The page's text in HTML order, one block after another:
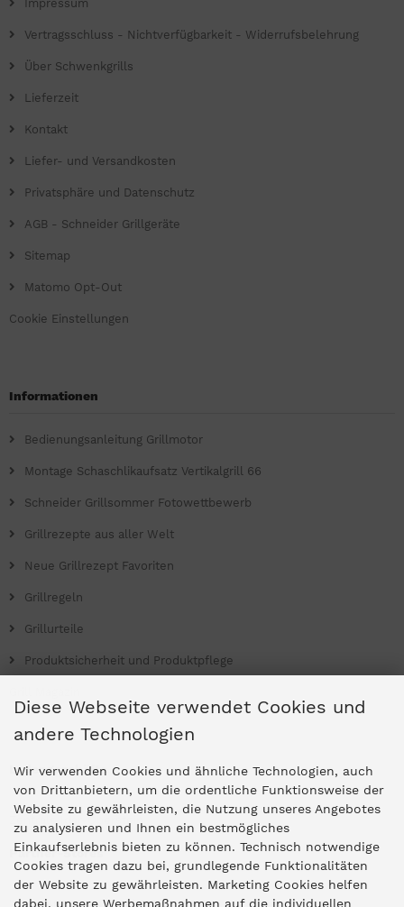
Impressum
Vertragsschluss - Nichtverfügbarkeit - Widerrufsbelehrung
Über Schwenkgrills
Lieferzeit
Kontakt
Liefer- und Versandkosten
Privatsphäre und Datenschutz
AGB - Schneider Grillgeräte
Sitemap
Matomo Opt-Out
Cookie Einstellungen
Informationen
Bedienungsanleitung Grillmotor
Montage Schaschlikaufsatz Vertikalgrill 66
Schneider Grillsommer Fotowettbewerb
Grillrezepte aus aller Welt
Neue Grillrezept Favoriten
Grillregeln
Grillurteile
Produktsicherheit und Produktpflege
Ladengeschäfte
Zentrale Idar-Oberstein
Partner-Stores
"Deko 409" Bernkastel-Kues
Diese Webseite verwendet Cookies und
andere Technologien
Wir verwenden Cookies und ähnliche Technologien, auch
von Drittanbietern, um die ordentliche Funktionsweise der
Website zu gewährleisten, die Nutzung unseres Angebotes
zu analysieren und Ihnen ein bestmögliches
Einkaufserlebnis bieten zu können. Technisch notwendige
Cookies tragen dazu bei, grundlegende Funktionalitäten
der Website zu gewährleisten. Marketing Cookies helfen
dabei, unsere Werbemaßnahmen auf die individuellen